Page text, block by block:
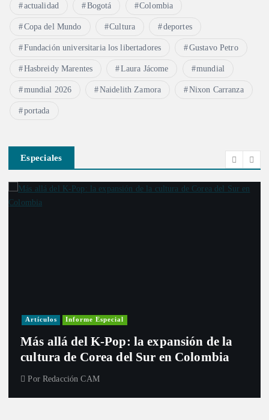
actualidad Bogotá Colombia
Copa del Mundo Cultura deportes
Fundación universitaria los libertadores Gustavo Petro
Hasbreidy Marentes Laura Jácome mundial
mundial 2026 Naidelith Zamora Nixon Carranza
portada
Especiales
Artículos Informe Especial
Más allá del K-Pop: la expansión de la
cultura de Corea del Sur en Colombia
Por Redacción CAM